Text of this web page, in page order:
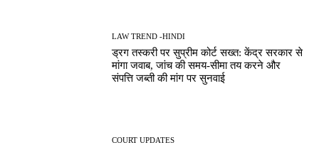
LAW TREND -HINDI
ड्रग तस्करी पर सुप्रीम कोर्ट सख्त: केंद्र सरकार से
मांगा जवाब, जांच की समय-सीमा तय करने और
संपत्ति जब्ती की मांग पर सुनवाई
COURT UPDATES